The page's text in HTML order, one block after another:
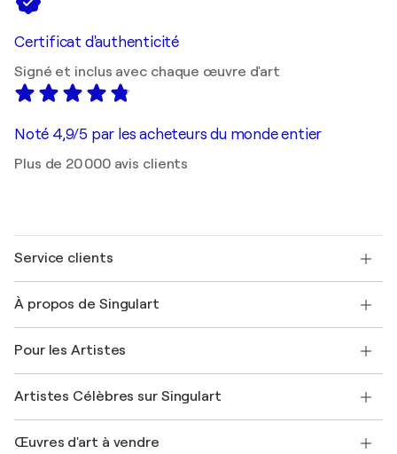
Certificat d'authenticité
Signé et inclus avec chaque œuvre d'art
Noté 4,9/5 par les acheteurs du monde entier
Plus de 20 000 avis clients
Service clients
Expédition
Offrir une carte cadeau
Rejoignez notre programme commercial
Mon compte
+33 1 76 44 06 42
À propos de Singulart
FAQ
Magazine Singulart
Emplois
Découvrez une sélection d'art original
Pour les Artistes
Se connecter en tant qu'Artiste
Artistes Célèbres sur Singulart
Marc Chagall
Œuvres d'art à vendre